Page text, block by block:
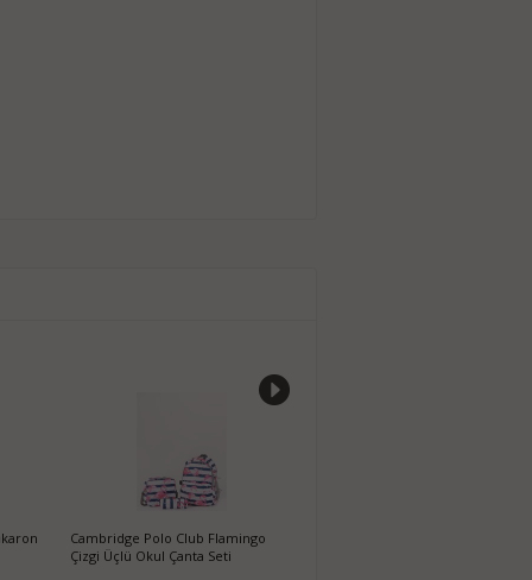
Cambridge Polo Club Flamingo
Çizgi Üçlü Okul Çanta Seti